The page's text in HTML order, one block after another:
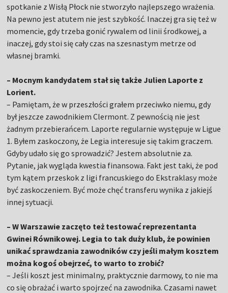
spotkanie z Wisłą Płock nie stworzyło najlepszego wrażenia.
Na pewno jest atutem nie jest szybkość. Inaczej gra się też w
momencie, gdy trzeba gonić rywalem od linii środkowej, a
inaczej, gdy stoi się cały czas na szesnastym metrze od
własnej bramki.
– Mocnym kandydatem stał się także Julien Laporte z
Lorient.
– Pamiętam, że w przeszłości grałem przeciwko niemu, gdy
był jeszcze zawodnikiem Clermont. Z pewnością nie jest
żadnym przebierańcem. Laporte regularnie występuje w Ligue
1. Byłem zaskoczony, że Legia interesuje się takim graczem.
Gdyby udało się go sprowadzić? Jestem absolutnie za.
Pytanie, jak wygląda kwestia finansowa. Fakt jest taki, że pod
tym kątem przeskok z ligi francuskiego do Ekstraklasy może
być zaskoczeniem. Być może chęć transferu wynika z jakiejś
innej sytuacji.
– W Warszawie zaczęto też testować reprezentanta
Gwinei Równikowej. Legia to tak duży klub, że powinien
unikać sprawdzania zawodników czy jeśli małym kosztem
można kogoś obejrzeć, to warto to zrobić?
– Jeśli koszt jest minimalny, praktycznie darmowy, to nie ma
co się obrażać i warto spojrzeć na zawodnika. Czasami nawet